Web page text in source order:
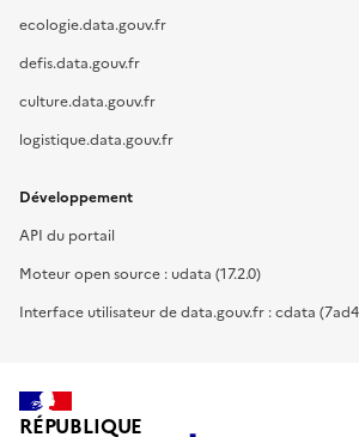
ecologie.data.gouv.fr
defis.data.gouv.fr
culture.data.gouv.fr
logistique.data.gouv.fr
Développement
API du portail
Moteur open source : udata (17.2.0)
Interface utilisateur de data.gouv.fr : cdata
RÉPUBLIQUE